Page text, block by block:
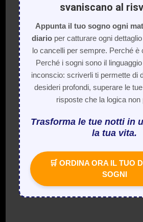
svaniscano al
Appunta il tuo sogno ogni
diarioper catturare ogni
lo cancelli per sempre. Perché è
Perché i sogni sono il
inconscio: scriverli ti permette di
desideri profondi, superare le
risposte che la logica non
Trasforma le tue notti in
la tua vita.
🛒 ORDINA ORA IL TUO
SOGNI